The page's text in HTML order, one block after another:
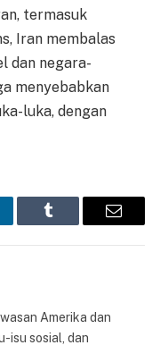
termasuk
Iran membalas
dan negara-
menyebabkan
luka, dengan
Tumblr Email
Amerika dan
isu sosial, dan